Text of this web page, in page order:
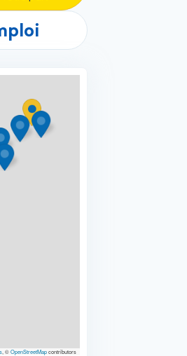
, ©OpenStreetMapcontributors